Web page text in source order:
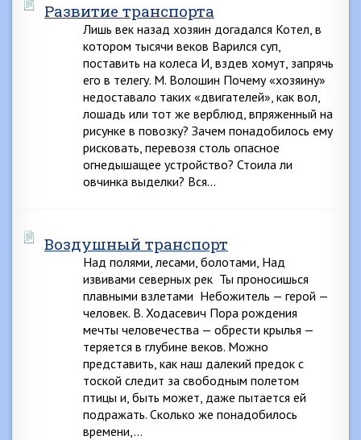
Развитие транспорта
Лишь век назад хозяин догадался Котел, в
котором тысячи веков Варился суп,
поставить на колеса И, вздев хомут, запрячь
его в телегу. М. Волошин Почему «хозяину»
недоставало таких «двигателей», как вол,
лошадь или тот же верблюд, впряженный на
рисунке в повозку? Зачем понадобилось ему
рисковать, перевозя столь опасное
огнедышащее устройство? Стоила ли
овчинка выделки? Вся…
Воздушный транспорт
Над полями, лесами, болотами, Над
извивами северных рек Ты проносишься
плавными взлетами Небожитель — герой —
человек. В. Ходасевич Пора рождения
мечты человечества — обрести крылья —
теряется в глубине веков. Можно
представить, как наш далекий предок с
тоской следит за свободным полетом
птицы и, быть может, даже пытается ей
подражать. Сколько же понадобилось
времени,…